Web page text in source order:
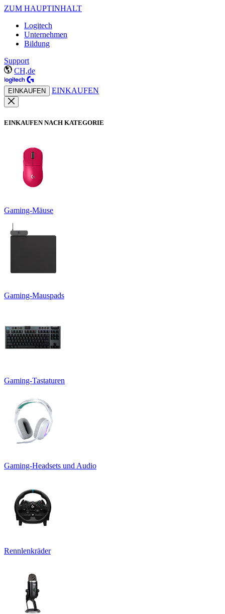
ZUM HAUPTINHALT
Logitech
Unternehmen
Bildung
Support
CH,de
EINKAUFEN EINKAUFEN
EINKAUFEN NACH KATEGORIE
Gaming-Mäuse
Gaming-Mauspads
Gaming-Tastaturen
Gaming-Headsets und Audio
Rennlenkräder